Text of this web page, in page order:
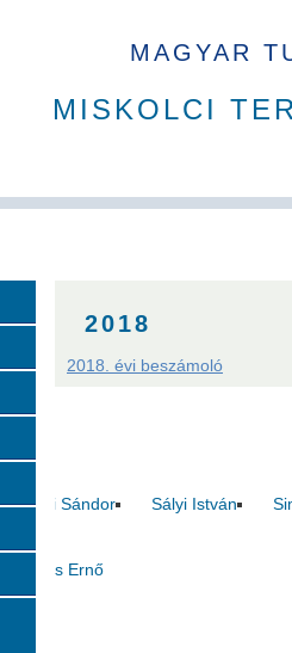
MAGYAR
MISKOLCI
Geleji Sándor Sályi István
Takács Ernő
2018
2018. évi beszámoló